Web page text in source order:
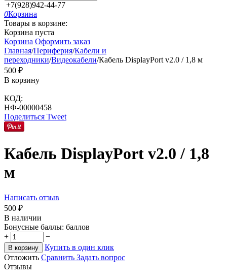
+7(928)942-44-77
0Корзина
Товары в корзине:
Корзина пуста
Корзина Оформить заказ
Главная/Периферия/Кабели и
переходники/Видеокабели/Кабель DisplayPort v2.0 / 1,8 м
‍500‍ ₽
В корзину
КОД:
НФ-00000458
Поделиться Tweet
Кабель DisplayPort v2.0 / 1,8
м
Написать отзыв
‍500‍ ₽
В наличии
Бонусные баллы: баллов
+
−
В корзину
Купить в один клик
Отложить Сравнить Задать вопрос
Отзывы